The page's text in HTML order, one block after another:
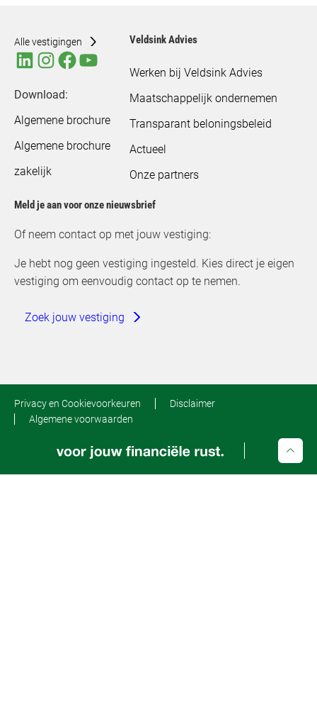
Alle vestigingen
Download:
Algemene brochure
Algemene brochure
zakelijk
Veldsink Advies
Werken bij Veldsink Advies
Maatschappelijk ondernemen
Transparant beloningsbeleid
Actueel
Onze partners
Meld je aan voor onze nieuwsbrief
Of neem contact op met jouw vestiging:
Je hebt nog geen vestiging ingesteld. Kies direct je eigen
vestiging om eenvoudig contact op te nemen.
Zoek jouw vestiging
Privacy en Cookievoorkeuren
Disclaimer
Algemene voorwaarden